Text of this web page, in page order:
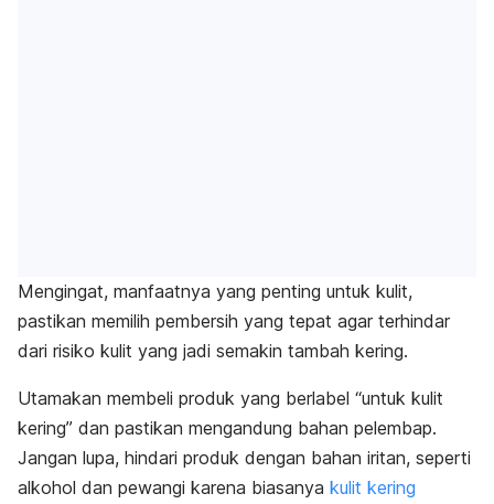
Mengingat, manfaatnya yang penting untuk kulit,
pastikan memilih pembersih yang tepat agar terhindar
dari risiko kulit yang jadi semakin tambah kering.
Utamakan membeli produk yang berlabel “untuk kulit
kering” dan pastikan mengandung bahan pelembap.
Jangan lupa, hindari produk dengan bahan iritan, seperti
alkohol dan pewangi karena biasanya kulit kering